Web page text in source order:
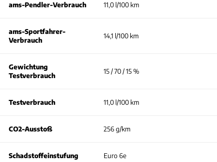
ams-Pendler-Verbrauch 11,0 l/100 km
ams-Sportfahrer-
Verbrauch
14,1 l/100 km
Gewichtung
Testverbrauch
15 / 70 / 15 %
Testverbrauch 11,0 l/100 km
CO2-Ausstoß 256 g/km
Schadstoffeinstufung Euro 6e